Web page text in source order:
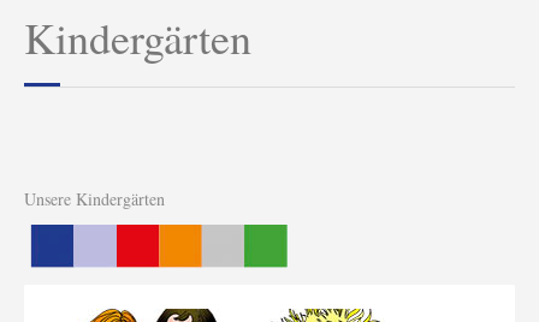
Kindergärten
Unsere Kindergärten